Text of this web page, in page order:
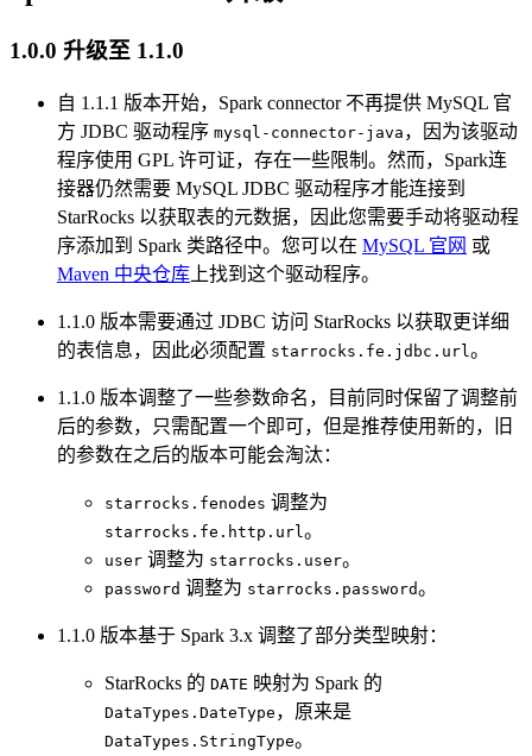
1.0.0 升级至 1.1.0
自 1.1.1 版本开始，Spark connector 不再提供 MySQL 官
方 JDBC 驱动程序 mysql-connector-java ，因为该驱动
程序使用 GPL 许可证，存在一些限制。然而，Spark连
接器仍然需要 MySQL JDBC 驱动程序才能连接到
StarRocks 以获取表的元数据，因此您需要手动将驱动程
序添加到 Spark 类路径中。您可以在 MySQL 官网 或
Maven 中央仓库 上找到这个驱动程序。
1.1.0 版本需要通过 JDBC 访问 StarRocks 以获取更详细
的表信息，因此必须配置 starrocks.fe.jdbc.url 。
1.1.0 版本调整了一些参数命名，目前同时保留了调整前
后的参数，只需配置一个即可，但是推荐使用新的，旧
的参数在之后的版本可能会淘汰：
starrocks.fenodes 调整为
starrocks.fe.http.url 。
user 调整为 starrocks.user。
password 调整为 starrocks.password。
1.1.0 版本基于 Spark 3.x 调整了部分类型映射：
StarRocks 的 DATE 映射为 Spark 的
DataTypes.DateType ，原来是
DataTypes.StringType。